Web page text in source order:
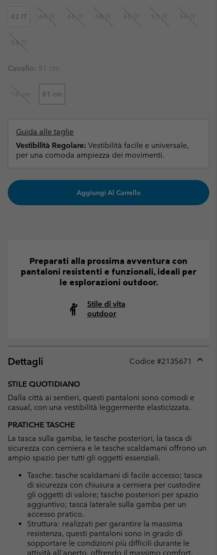
42 IT 44 IT 46 IT 48 IT 50 IT 52 IT 54 IT
56 IT
Cavallo: 81 cm
76 cm 81 cm
Guida alle taglie
Vestibilità Regolare: Vestibilità facile e universale,
per una comoda ampiezza dei movimenti.
Aggiungi Al Carrello
Preparati alla prossima avventura con
pantaloni resistenti e funzionali, ideali per
le esplorazioni outdoor.
Stile di vita
outdoor
Dettagli Codice #2135671
STILE QUOTIDIANO
Dalla città ai sentieri, questi pantaloni sono comodi e
casual, con una vestibilità leggermente elasticizzata.
PRATICHE TASCHE
La tasca sulla gamba, le tasche posteriori, la tasca di
sicurezza con cerniera e le tasche scaldamani offrono un
ampio spazio per tutti gli oggetti essenziali.
Tasche: tasche scaldamani di facile accesso; tasca
di sicurezza con chiusura a cerniera per custodire
gli oggetti di valore; tasche posteriori per spazio
aggiuntivo; tasca laterale sulla gamba per un
accesso pratico.
Struttura: realizzati per garantire la massima
resistenza, questi pantaloni sono in grado di
sopportare le condizioni più difficili durante le
attività all'aperto, offrendo il massimo comfort.